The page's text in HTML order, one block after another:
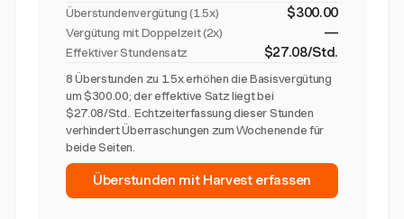
Überstundenvergütung (1.5x) $300.00
Vergütung mit Doppelzeit (2x) —
Effektiver Stundensatz $27.08/Std.
8 Überstunden zu 1.5x erhöhen die Basisvergütung
um $300.00; der effektive Satz liegt bei
$27.08/Std.. Echtzeiterfassung dieser Stunden
verhindert Überraschungen zum Wochenende für
beide Seiten.
Überstunden mit Harvest erfassen